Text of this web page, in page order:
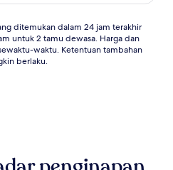
ditemukan dalam 24 jam terakhir
untuk 2 tamu dewasa. Harga dan
waktu. Ketentuan tambahan
berlaku.